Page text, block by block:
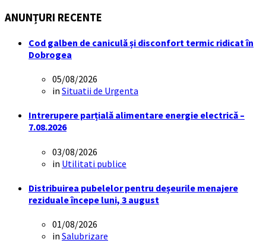
ANUNȚURI RECENTE
Cod galben de caniculă și disconfort termic ridicat în
Dobrogea
05/08/2026
in Situatii de Urgenta
Intrerupere parțială alimentare energie electrică –
7.08.2026
03/08/2026
in Utilitati publice
Distribuirea pubelelor pentru deșeurile menajere
reziduale începe luni, 3 august
01/08/2026
in Salubrizare